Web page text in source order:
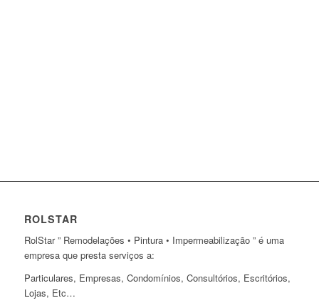
ROLSTAR
RolStar ” Remodelações • Pintura • Impermeabilização ” é uma
empresa que presta serviços a:
Particulares, Empresas, Condomínios, Consultórios, Escritórios,
Lojas, Etc…